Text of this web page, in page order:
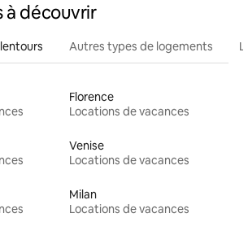
à découvrir
Autres types de logements
Florence
Locations de vacances
Venise
Locations de vacances
Milan
Locations de vacances